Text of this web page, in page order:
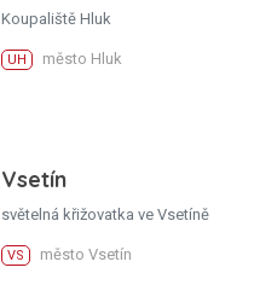
Koupaliště Hluk
UH město Hluk
Vsetín
světelná křižovatka ve Vsetíně
VS město Vsetín